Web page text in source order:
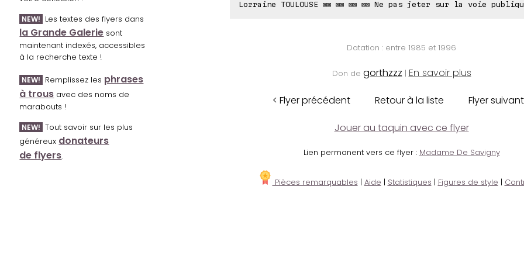
NEW! Les textes des flyers dans
la Grande Galerie sont
maintenant indexés, accessibles
à la recherche texte !
NEW! Remplissez les phrases
à trous avec des noms de
marabouts !
NEW! Tout savoir sur les plus
généreux donateurs
de flyers.
Lorraine TOULOUSE ⊠⊠ ⊠⊠ ⊠⊠ ⊠⊠ Ne pas jeter sur la voie
Datation : entre 1985 et 1996
Don de gorthzzz | En savoir plus
< Flyer précédent Retour à la liste Flyer
Jouer au taquin avec ce flyer
Lien permanent vers ce flyer : Madame De Savigny
Pièces remarquables | Aide | Statistiques | Figures de style |